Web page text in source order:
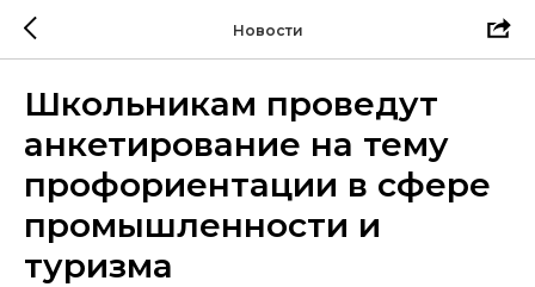
Новости
Школьникам проведут
анкетирование на тему
профориентации в сфере
промышленности и
туризма